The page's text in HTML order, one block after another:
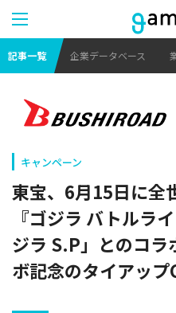
記事一覧 企業データベース
キャンペーン
東宝、6月15日に全
『ゴジラ バトルラ
ジラ S.P」とのコ
ボ記念のタイアップ